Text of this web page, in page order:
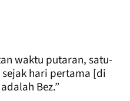
waktu putaran, satu-
hari pertama [di
Bez.”